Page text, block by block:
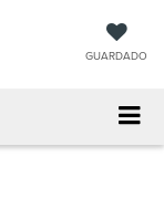
GUARDADO